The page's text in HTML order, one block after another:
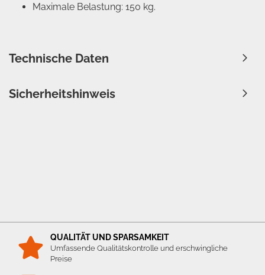
Maximale Belastung: 150 kg.
Technische Daten
Sicherheitshinweis
QUALITÄT UND SPARSAMKEIT
Umfassende Qualitätskontrolle und erschwingliche
Preise